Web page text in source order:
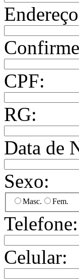
CPF:
RG:
Data de
Sexo:
Masc. Fem.
Telefone:
Celular: